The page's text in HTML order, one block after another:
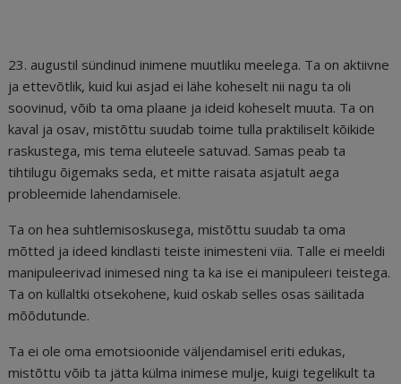
o
o
k
n st m d
s
23. augustil sündinud inimene muutliku meelega. Ta on aktiivne
ja ettevõtlik, kuid kui asjad ei lähe koheselt nii nagu ta oli
soovinud, võib ta oma plaane ja ideid koheselt muuta. Ta on
kaval ja osav, mistõttu suudab toime tulla praktiliselt kõikide
raskustega, mis tema eluteele satuvad. Samas peab ta
tihtilugu õigemaks seda, et mitte raisata asjatult aega
probleemide lahendamisele.
Ta on hea suhtlemisoskusega, mistõttu suudab ta oma
mõtted ja ideed kindlasti teiste inimesteni viia. Talle ei meeldi
manipuleerivad inimesed ning ta ka ise ei manipuleeri teistega.
Ta on küllaltki otsekohene, kuid oskab selles osas säilitada
mõõdutunde.
Ta ei ole oma emotsioonide väljendamisel eriti edukas,
mistõttu võib ta jätta külma inimese mulje, kuigi tegelikult ta